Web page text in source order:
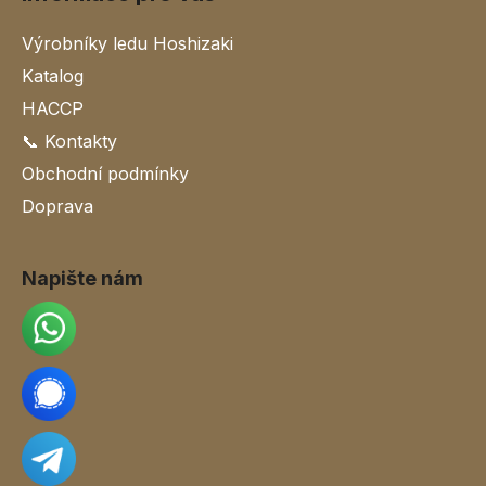
Výrobníky ledu Hoshizaki
Katalog
HACCP
📞 Kontakty
Obchodní podmínky
Doprava
Napište nám